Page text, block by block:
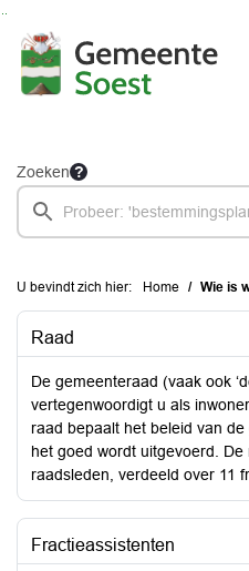
Zoeken
U bevindt zich hier: Home Wie is
Raad
De gemeenteraad (vaak ook
vertegenwoordigt u als
raad bepaalt het beleid van
het goed wordt uitgevoerd.
raadsleden, verdeeld over 11
Fractieassistenten